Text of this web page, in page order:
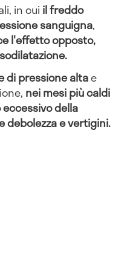
in cui il freddo
sanguigna,
l'effetto opposto,
di pressione altae
nei mesi più caldi
della
debolezza e vertigini.